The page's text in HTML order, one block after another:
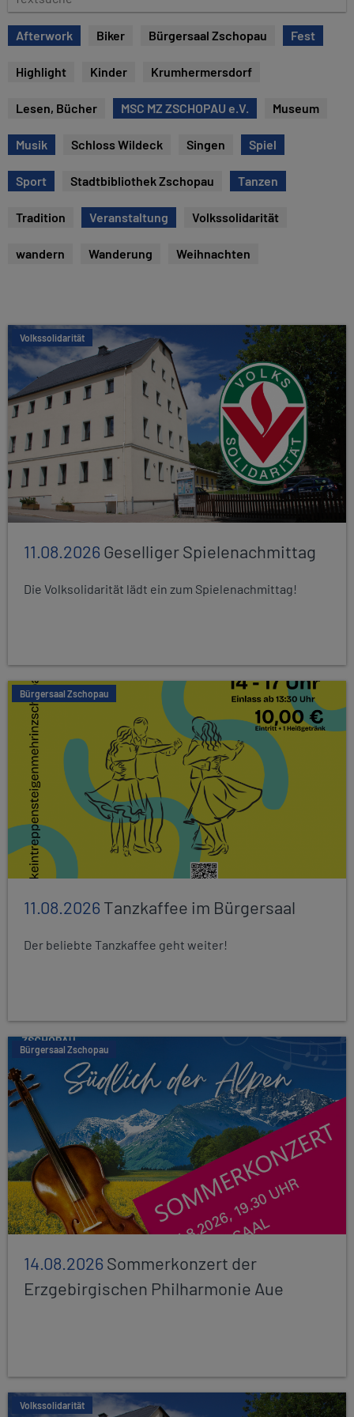
e
x
t
e
Afterwork Biker Bürgersaal Zschopau Fest
Highlight Kinder Krumhermersdorf
Lesen, Bücher MSC MZ ZSCHOPAU e.V. Museum
Musik Schloss Wildeck Singen Spiel
Sport Stadtbibliothek Zschopau Tanzen
Tradition Veranstaltung Volkssolidarität
wandern Wanderung Weihnachten
Volkssolidarität
11.08.2026Geselliger Spielenachmittag
Die Volksolidarität lädt ein zum Spielenachmittag!
Bürgersaal Zschopau
11.08.2026Tanzkaffee im Bürgersaal
Der beliebte Tanzkaffee geht weiter!
Bürgersaal Zschopau
14.08.2026Sommerkonzert der
Erzgebirgischen Philharmonie Aue
Volkssolidarität